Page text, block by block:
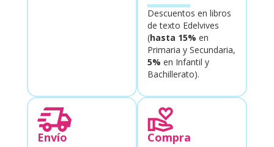
Descuentos en libros
de texto Edelvives
(hasta 15% en
Primaria y Secundaria,
5% en Infantil y
Bachillerato).
Envío
Compra